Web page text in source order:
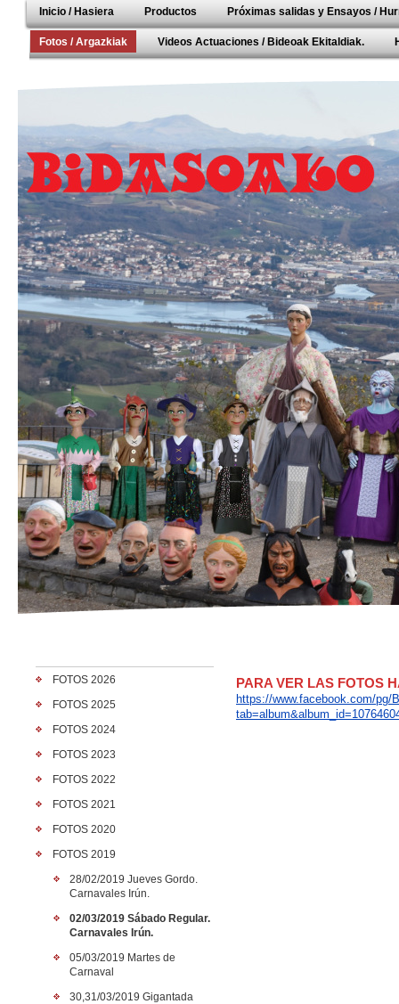
Inicio / Hasiera Productos Próximas salidas y Ensayos /
Fotos / Argazkiak Videos Actuaciones / Bideoak Ekitaldiak.
FOTOS 2026
FOTOS 2025
FOTOS 2024
FOTOS 2023
FOTOS 2022
FOTOS 2021
FOTOS 2020
FOTOS 2019
28/02/2019 Jueves Gordo.
Carnavales Irún.
02/03/2019 Sábado Regular.
Carnavales Irún.
05/03/2019 Martes de
Carnaval
30,31/03/2019 Gigantada
PARA VER LAS FOTOS
https://www.facebook.com/pg/